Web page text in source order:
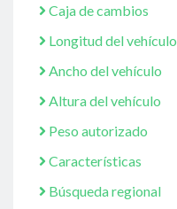
Caja de cambios
Longitud del vehículo
Ancho del vehículo
Altura del vehículo
Peso autorizado
Características
Búsqueda regional